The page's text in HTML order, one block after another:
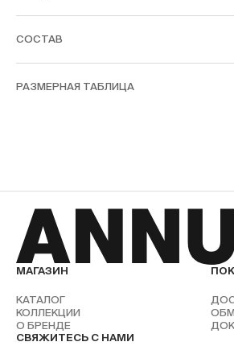
СОСТАВ
РАЗМЕРНАЯ ТАБЛИЦА
МАГАЗИН
КАТАЛОГ
КОЛЛЕКЦИИ
О БРЕНДЕ
СВЯЖИТЕСЬ С НАМИ